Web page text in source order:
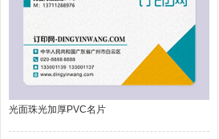
光面珠光加厚PVC名片